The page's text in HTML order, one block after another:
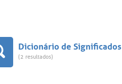
Dicionário de Significados
(2 resultados)